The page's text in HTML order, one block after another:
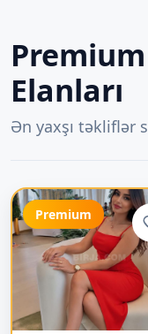
Elanları
Ən yaxşı təkliflər
Premium